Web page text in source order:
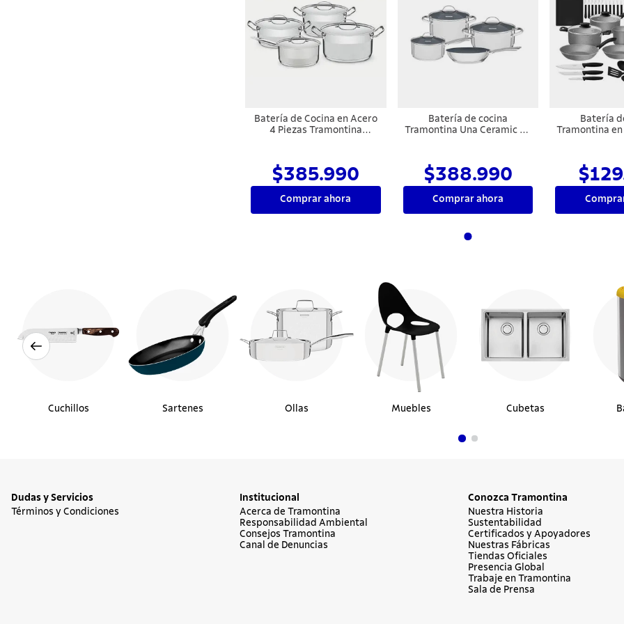
Batería de Cocina en Acero
4 Piezas Tramontina
$385.990
Comprar ahora
Batería de cocina
Tramontina Una Ceramic de
interno cerámico grafito 4
piezas
$388.990
Comprar ahora
Batería
Tramontina en
Starflon
Cuchillos Sartenes Ollas Muebles Cubetas
Dudas y Servicios
Términos y Condiciones
Institucional
Acerca de Tramontina
Responsabilidad Ambiental
Consejos Tramontina
Canal de Denuncias
Conozca Tramontina
Nuestra Historia
Sustentabilidad
Certificados y Apoyadores
Nuestras Fábricas
Tiendas Oficiales
Presencia Global
Trabaje en Tramontina
Sala de Prensa